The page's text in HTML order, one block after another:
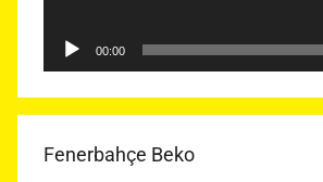
00:00
Fenerbahçe Beko